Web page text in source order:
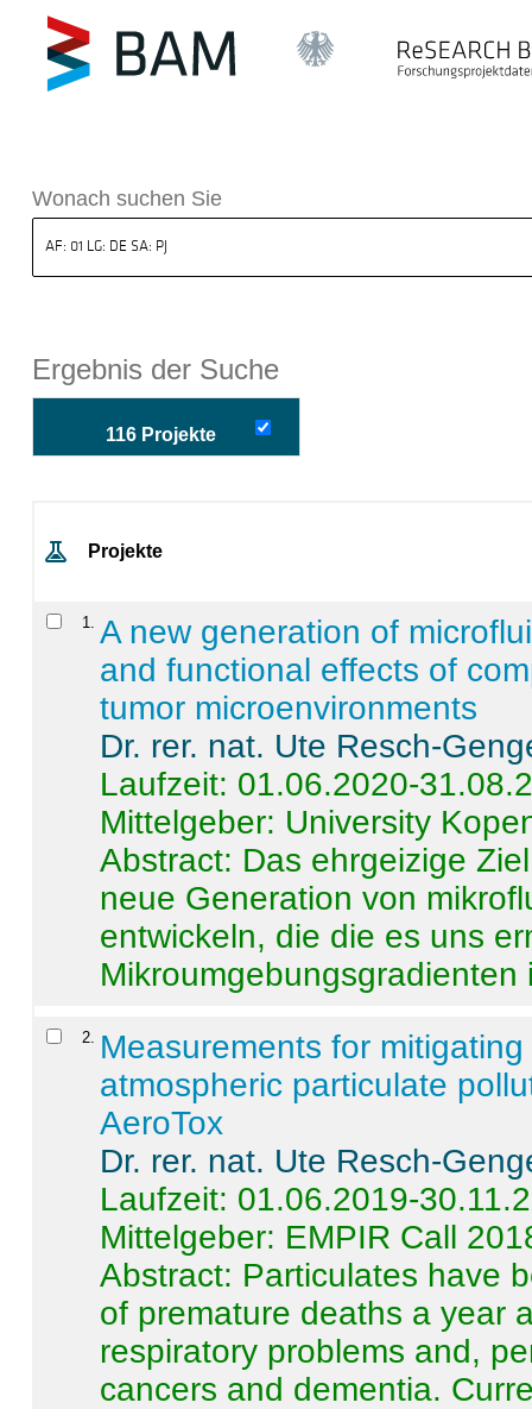
BAM
Wonach suchen Sie
Ergebnis der Suche
116 Projekte
Projekte
1
A new generation of
and functional effects of
tumor microenvironments
Dr. rer. nat. Ute Resch-
Laufzeit: 01.06.2020-
Mittelgeber: University
Abstract: Das ehrgeizige
neue Generation von
entwickeln, die die es uns
Mikroumgebungsgradienten
2
Measurements for
atmospheric particulate
AeroTox
Dr. rer. nat. Ute Resch-
Laufzeit: 01.06.2019-
Mittelgeber: EMPIR Call
Abstract: Particulates have
of premature deaths a year
respiratory problems and,
cancers and dementia.